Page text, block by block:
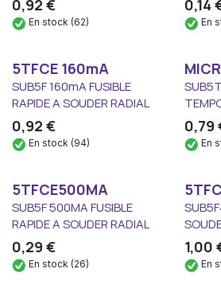
0,92 €
En stock (62)
0,14
En
5TFCE 160mA
SUB5F 160mA FUSIBLE
RAPIDE A SOUDER RADIAL
0,92 €
En stock (94)
0,79
En
5TFCE500MA
SUB5F 500MA FUSIBLE
RAPIDE A SOUDER RADIAL
0,29 €
En stock (26)
1,00
En